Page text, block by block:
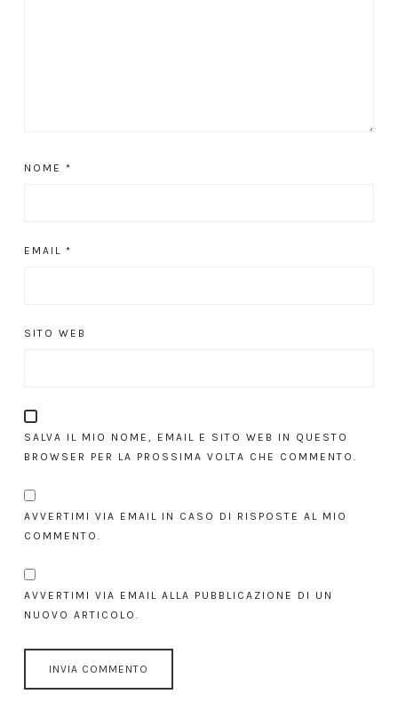
NOME *
EMAIL *
SITO WEB
SALVA IL MIO NOME, EMAIL E SITO WEB IN QUESTO
BROWSER PER LA PROSSIMA VOLTA CHE COMMENTO.
AVVERTIMI VIA EMAIL IN CASO DI RISPOSTE AL MIO
COMMENTO.
AVVERTIMI VIA EMAIL ALLA PUBBLICAZIONE DI UN
NUOVO ARTICOLO.